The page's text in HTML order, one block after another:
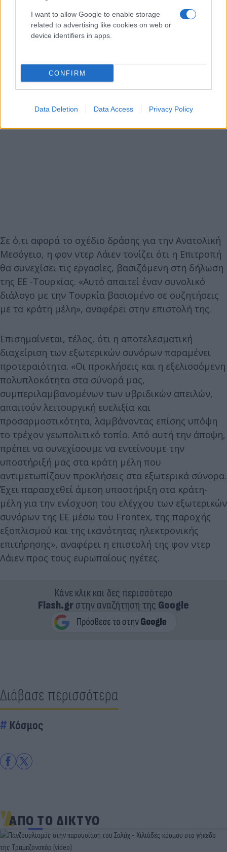
I want to allow Google to enable storage
related to advertising like cookies on web or
device identifiers in apps.
CONFIRM
Data Deletion Data Access Privacy Policy
Σε ό,τι αφορά το σχέδιο δράσης για την Ανατολική
Μεσόγειο, η φον ντερ Λάιεν τονίζει ότι η Επιτροπή
θα συνεχίσει τις εργασίες, βασιζόμενη στη δήλωση
της ΕΕ -Τουρκίας. «Αυτό απαιτεί έναν συνολικό
διάλογο με την Τουρκία βασισμένο σε συζητήσεις
με τα κράτη μέλη», αναφέρει στην επιστολή της.
Επισημαίνεται, τέλος, ότι η αποτελεσματική
διαχείριση των εξωτερικών συνόρων παραμένει
προτεραιότητα. «Οι προκλήσεις και η εξελισσόμενη
πολυπλοκότητα στα σύνορά μας,
συμπεριλαμβανομένων των υβριδικών απειλών,
απαιτούν λειτουργική ευελιξία και
προσαρμοστικότητα, λαμβάνοντας επίσης υπόψη
το τρέχον γεωπολιτικό τοπίο. Από αυτή την άποψη,
πρέπει να συνεχίσουμε να εντείνουμε την
υποστήριξή μας στα κράτη μέλη που
αντιμετωπίζουν προκλήσεις στα εξωτερικά σύνορα.
Έχει παρασχεθεί άμεση υποστήριξη στα κράτη-
μέλη για την ενίσχυση του ελέγχου των εξωτερικών
συνόρων της ΕΕ μέσω του Frontex, της παροχής
εξοπλισμού και της ικανότητας ηλεκτρονικής
επιτήρησης», αναφέρει η επιστολή της φον ντερ
Λάιεν προς τους ευρωπαίους ηγέτες.
Κάνε κλικ και δες περισσότερο
Flash.grστην αναζήτηση της Google
Διάβασε περισσότερα
Κόσμος
ΑΠΟ ΤΟ ΔΙΚΤΥΟ